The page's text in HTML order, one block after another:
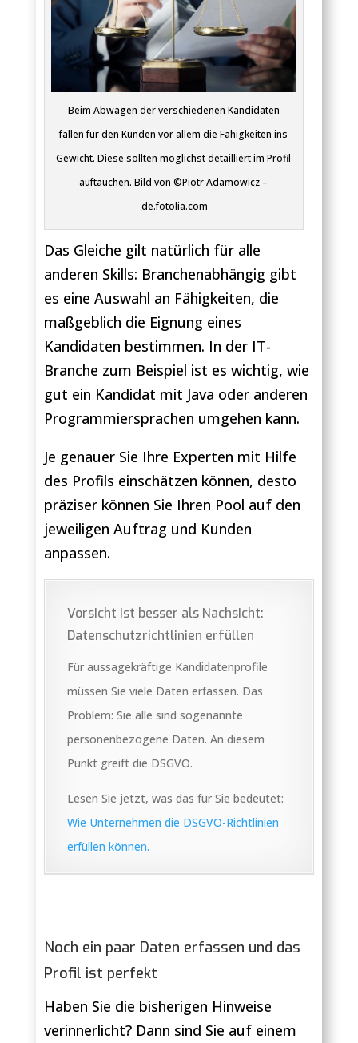
Beim Abwägen der verschiedenen Kandidaten
fallen für den Kunden vor allem die Fähigkeiten ins
Gewicht. Diese sollten möglichst detailliert im Profil
auftauchen. Bild von ©Piotr Adamowicz –
de.fotolia.com
Das Gleiche gilt natürlich für alle
anderen Skills: Branchenabhängig gibt
es eine Auswahl an Fähigkeiten, die
maßgeblich die Eignung eines
Kandidaten bestimmen. In der IT-
Branche zum Beispiel ist es wichtig, wie
gut ein Kandidat mit Java oder anderen
Programmiersprachen umgehen kann.
Je genauer Sie Ihre Experten mit Hilfe
des Profils einschätzen können, desto
präziser können Sie Ihren Pool auf den
jeweiligen Auftrag und Kunden
anpassen.
Vorsicht ist besser als Nachsicht:
Datenschutzrichtlinien erfüllen
Für aussagekräftige Kandidatenprofile
müssen Sie viele Daten erfassen. Das
Problem: Sie alle sind sogenannte
personenbezogene Daten. An diesem
Punkt greift die DSGVO.
Lesen Sie jetzt, was das für Sie bedeutet:
Wie Unternehmen die DSGVO-Richtlinien
erfüllen können.
Noch ein paar Daten erfassen und das
Profil ist perfekt
Haben Sie die bisherigen Hinweise
verinnerlicht? Dann sind Sie auf einem